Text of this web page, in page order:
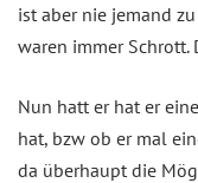
ist aber nie jemand
waren immer
Nun hatt er hat er
hat, bzw ob er mal
da überhaupt die